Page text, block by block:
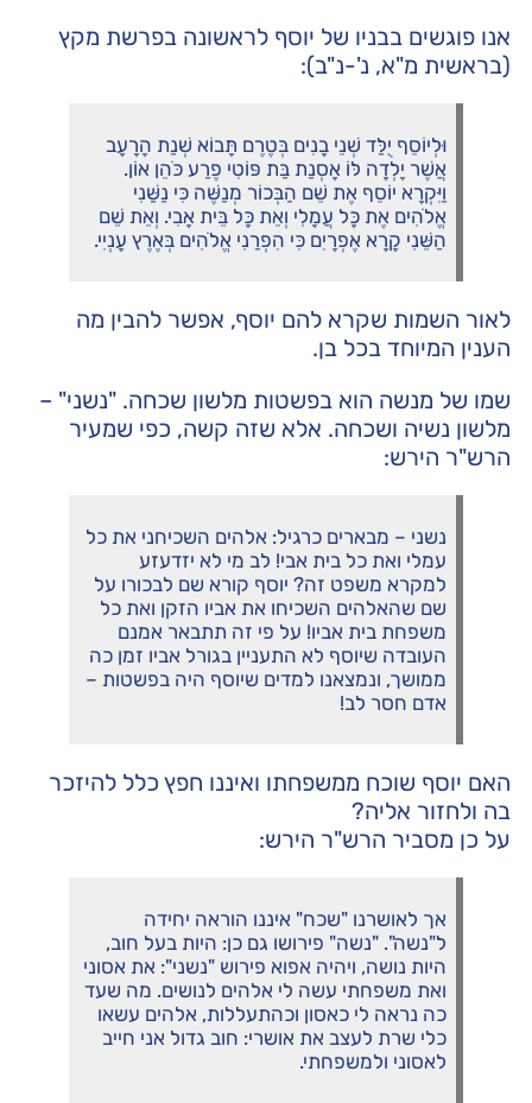
אנו פוגשים בבניו של יוסף לראשונה בפרשת מקץ
(בראשית מ"א, נ'-נ"ב):
וּלְיוֹסֵף יֻלַּד שְׁנֵי בָנִים בְּטֶרֶם תָּבוֹא שְׁנַת הָרָעָב
אֲשֶׁר יָלְדָה לּוֹ אָסְנַת בַּת פּוֹטִי פֶרַע כֹּהֵן אוֹן.
וַיִּקְרָא יוֹסֵף אֶת שֵׁם הַבְּכוֹר מְנַשֶּׁה כִּי נַשַּׁנִי
אֱלֹהִים אֶת כָּל עֲמָלִי וְאֵת כָּל בֵּית אָבִי. וְאֵת שֵׁם
הַשֵּׁנִי קָרָא אֶפְרָיִם כִּי הִפְרַנִי אֱלֹהִים בְּאֶרֶץ עָנְיִי.
לאור השמות שקרא להם יוסף, אפשר להבין מה
הענין המיוחד בכל בן.
שמו של מנשה הוא בפשטות מלשון שכחה. "נשני" –
מלשון נשיה ושכחה. אלא שזה קשה, כפי שמעיר
הרש"ר הירש:
נשני – מבארים כרגיל: אלהים השכיחני את כל
עמלי ואת כל בית אבי! לב מי לא יזדעזע
למקרא משפט זה? יוסף קורא שם לבכורו על
שם שהאלהים השכיחו את אביו הזקן ואת כל
משפחת בית אביו! על פי זה תתבאר אמנם
העובדה שיוסף לא התעניין בגורל אביו זמן כה
ממושך, ונמצאנו למדים שיוסף היה בפשטות –
אדם חסר לב!
האם יוסף שוכח ממשפחתו ואיננו חפץ כלל להיזכר
בה ולחזור אליה?
על כן מסביר הרש"ר הירש:
אך לאושרנו "שכח" איננו הוראה יחידה
ל"נשה". "נשה" פירושו גם כן: היות בעל חוב,
היות נושה, ויהיה אפוא פירוש "נשני": את אסוני
ואת משפחתי עשה לי אלהים לנושים. מה שעד
כה נראה לי כאסון וכהתעללות, אלהים עשאו
כלי שרת לעצב את אושרי: חוב גדול אני חייב
לאסוני ולמשפחתי.